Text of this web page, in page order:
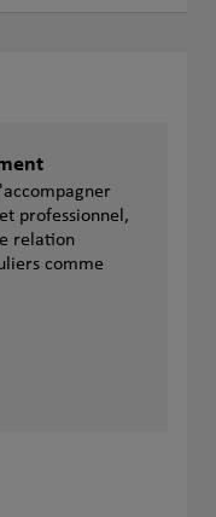
professionnel,
relation
comme